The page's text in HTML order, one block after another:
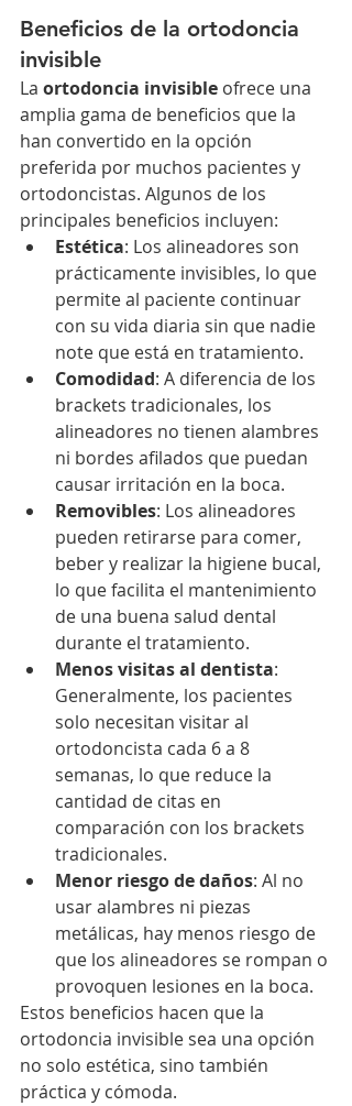
Beneficios de la ortodoncia
invisible
La ortodoncia invisible ofrece una
amplia gama de beneficios que la
han convertido en la opción
preferida por muchos pacientes y
ortodoncistas. Algunos de los
principales beneficios incluyen:
Estética: Los alineadores son
prácticamente invisibles, lo que
permite al paciente continuar
con su vida diaria sin que nadie
note que está en tratamiento.
Comodidad: A diferencia de los
brackets tradicionales, los
alineadores no tienen alambres
ni bordes afilados que puedan
causar irritación en la boca.
Removibles: Los alineadores
pueden retirarse para comer,
beber y realizar la higiene bucal,
lo que facilita el mantenimiento
de una buena salud dental
durante el tratamiento.
Menos visitas al dentista:
Generalmente, los pacientes
solo necesitan visitar al
ortodoncista cada 6 a 8
semanas, lo que reduce la
cantidad de citas en
comparación con los brackets
tradicionales.
Menor riesgo de daños: Al no
usar alambres ni piezas
metálicas, hay menos riesgo de
que los alineadores se rompan o
provoquen lesiones en la boca.
Estos beneficios hacen que la
ortodoncia invisible sea una opción
no solo estética, sino también
práctica y cómoda.